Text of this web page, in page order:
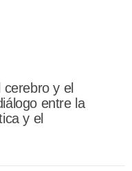
y el
entre la
y el